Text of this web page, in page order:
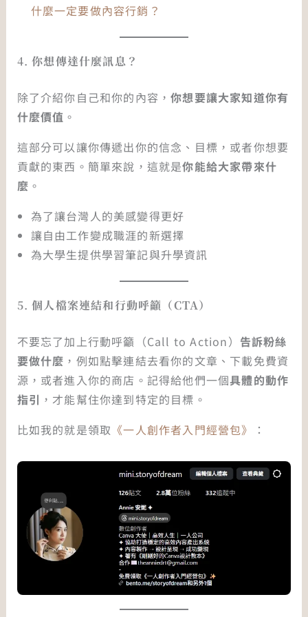
什麼一定要做內容行銷？
4.你想傳達什麼訊息？
除了介紹你自己和你的內容，你想要讓大家知道你有
什麼價值 。
這部分可以讓你傳遞出你的信念、目標，或者你想要
貢獻的東西。簡單來說，這就是你能給大家帶來什
麼 。
為了讓台灣人的美感變得更好
讓自由工作變成職涯的新選擇
為大學生提供學習筆記與升學資訊
5.個人檔案連結和行動呼籲（CTA）
不要忘了加上行動呼籲（Call to Action） 告訴粉絲
要做什麼 ，例如點擊連結去看你的文章、下載免費資
源，或者進入你的商店。記得給他們一個具體的動作
指引 ，才能幫住你達到特定的目標。
比如我的就是領取 《一人創作者入門經營包》 ：